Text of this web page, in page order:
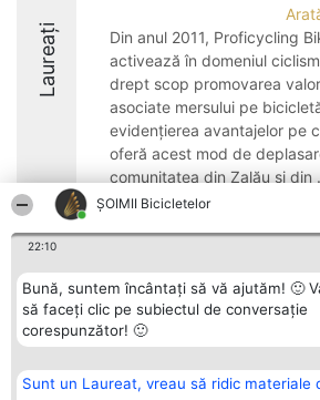
ȘOIMII Bicicletelor
22:10
Bună, suntem încântați să vă ajutăm! 🙂
să faceți clic pe subiectul de conversație
corespunzător! 🙂
Sunt un Laureat, vreau să ridic materiale
Laureați
Din anul 2011, Proficycling
activează în domeniul
drept scop promovarea
asociate mersului pe
evidențierea avantajelor pe
oferă acest mod de
comunitatea din Zalău și din
9.6
Organizator Ranking
BRIGHT SOLUTIONS BR SRL
Aleea Timisul De Sus 2 Bl. A30
Sc. A Et. 4 Ap. 13 Cod 061952
CUI 36737675
Plebiscyt
Câștigătorii
Laureaților
Statut